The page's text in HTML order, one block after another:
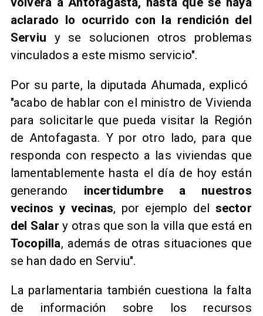
aclarado lo ocurrido con la rendición del
Serviu y se solucionen otros problemas
vinculados a este mismo servicio".
Por su parte, la diputada Ahumada, explicó ​
"acabo de hablar con el ministro de Vivienda
para solicitarle que pueda visitar la Región
de Antofagasta. Y por otro lado, para que
responda con respecto a las viviendas que
lamentablemente hasta el día de hoy están
generando incertidumbre a nuestros
vecinos y vecinas, por ejemplo del sector
del Salar y otras que son la villa que está en
Tocopilla, además de otras situaciones que
se han dado en Serviu".
La parlamentaria también cuestiona la falta
de información sobre los recursos